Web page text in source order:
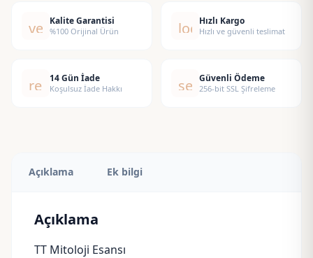
verified
Kalite Garantisi
%100 Orijinal Ürün local_shipping
Hızlı Kargo
Hızlı ve güvenli teslimat
replay14 Gün İade
Koşulsuz İade Hakkı security
Güvenli Ödeme
256-bit SSL Şifreleme
Açıklama Ek bilgi
Açıklama
TT Mitoloji Esansı